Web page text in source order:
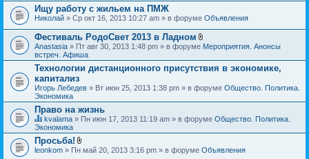
Ищу работу с жильем на ПМЖ
Николай » Ср окт 16, 2013 10:27 am » в форуме Объявления
Фестиваль РодоСвет 2013 в Ладном
В
о
ж
н
и
я
Anastasia » Пт авг 30, 2013 1:48 pm » в форуме Мероприятия. Анонсы
встреч. Афиша
Технологии дистанционного присутствия в экономике,
капитализ
Игорь Лебедев » Вт июн 25, 2013 1:38 pm » в форуме Общество. Политика.
Экономика
Право на жизнь
Д
а
н
н
kvalama » Пн июн 17, 2013 11:19 am » в форуме Общество. Политика.
Экономика
Просьба!
В
leonkom » Пн май 20, 2013 3:16 pm » в форуме Объявления